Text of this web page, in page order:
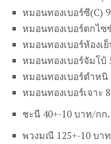
หมอนทองเบอร์ซี(C)
หมอนทองเบอร์ตกไซ
หมอนทองเบอร์ห้องเ
หมอนทองเบอร์จัมโบ้
หมอนทองเบอร์ตำหนิ
หมอนทองเบอร์เจาะ
ชะนี 40+-10 บาท/กก.
พวงมณี 125+-10 บา